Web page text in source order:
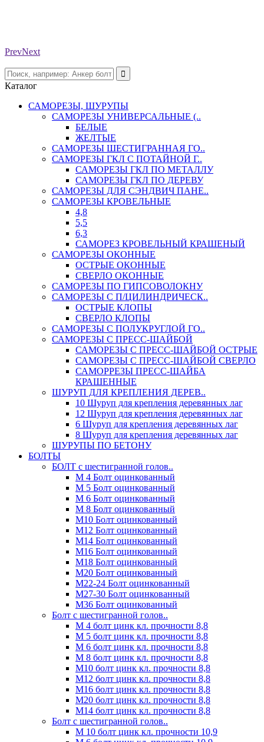
PrevNext
Каталог
САМОРЕЗЫ, ШУРУПЫ
САМОРЕЗЫ УНИВЕРСАЛЬНЫЕ (..
БЕЛЫЕ
ЖЕЛТЫЕ
САМОРЕЗЫ ШЕСТИГРАННАЯ ГО..
САМОРЕЗЫ ГКЛ С ПОТАЙНОЙ Г..
САМОРЕЗЫ ГКЛ ПО МЕТАЛЛУ
САМОРЕЗЫ ГКЛ ПО ДЕРЕВУ
САМОРЕЗЫ ДЛЯ СЭНДВИЧ ПАНЕ..
САМОРЕЗЫ КРОВЕЛЬНЫЕ
4,8
5,5
6,3
САМОРЕЗ КРОВЕЛЬНЫЙ КРАШЕНЫЙ
САМОРЕЗЫ ОКОННЫЕ
ОСТРЫЕ ОКОННЫЕ
СВЕРЛО ОКОННЫЕ
САМОРЕЗЫ ПО ГИПСОВОЛОКНУ
САМОРЕЗЫ С П/ЦИЛИНДРИЧЕСК..
ОСТРЫЕ КЛОПЫ
СВЕРЛО КЛОПЫ
САМОРЕЗЫ С ПОЛУКРУГЛОЙ ГО..
САМОРЕЗЫ С ПРЕСС-ШАЙБОЙ
САМОРЕЗЫ С ПРЕСС-ШАЙБОЙ ОСТРЫЕ
САМОРЕЗЫ С ПРЕСС-ШАЙБОЙ СВЕРЛО
САМОРРЕЗЫ ПРЕСС-ШАЙБА
КРАШЕННЫЕ
ШУРУП ДЛЯ КРЕПЛЕНИЯ ДЕРЕВ..
10 Шуруп для крепления деревянных лаг
12 Шуруп для крепления деревянных лаг
6 Шуруп для крепления деревянных лаг
8 Шуруп для крепления деревянных лаг
ШУРУПЫ ПО БЕТОНУ
БОЛТЫ
БОЛТ с шестигранной голов..
М 4 Болт оцинкованный
М 5 Болт оцинкованный
М 6 Болт оцинкованный
М 8 Болт оцинкованный
М10 Болт оцинкованный
М12 Болт оцинкованный
М14 Болт оцинкованный
М16 Болт оцинкованный
М18 Болт оцинкованный
М20 Болт оцинкованный
М22-24 Болт оцинкованный
М27-30 Болт оцинкованный
М36 Болт оцинкованный
Болт с шестигранной голов..
М 4 болт цинк кл. прочности 8,8
М 5 болт цинк кл. прочности 8,8
М 6 болт цинк кл. прочности 8,8
М 8 болт цинк кл. прочности 8,8
М10 болт цинк кл. прочности 8,8
М12 болт цинк кл. прочности 8,8
М16 болт цинк кл. прочности 8,8
М20 болт цинк кл. прочности 8,8
М14 болт цинк кл. прочности 8,8
Болт с шестигранной голов..
М 10 болт цинк кл. прочности 10,9